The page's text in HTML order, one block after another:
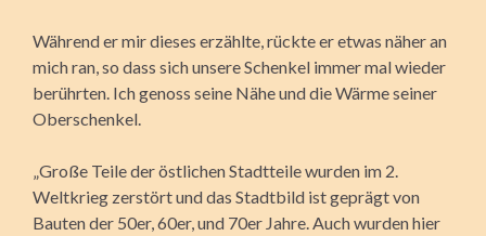
Während er mir dieses erzählte, rückte er etwas näher an
mich ran, so dass sich unsere Schenkel immer mal wieder
berührten. Ich genoss seine Nähe und die Wärme seiner
Oberschenkel.
„Große Teile der östlichen Stadtteile wurden im 2.
Weltkrieg zerstört und das Stadtbild ist geprägt von
Bauten der 50er, 60er, und 70er Jahre. Auch wurden hier